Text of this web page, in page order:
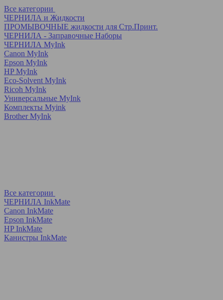
Все категории
ЧЕРНИЛА и Жидкости
ПРОМЫВОЧНЫЕ жидкости для Стр.Принт.
ЧЕРНИЛА - Заправочные Наборы
ЧЕРНИЛА MyInk
Canon MyInk
Epson MyInk
HP MyInk
Eco-Solvent MyInk
Ricoh MyInk
Универсальные MyInk
Комплекты Myink
Brother MyInk
Все категории
ЧЕРНИЛА InkMate
Canon InkMate
Epson InkMate
HP InkMate
Канистры InkMate